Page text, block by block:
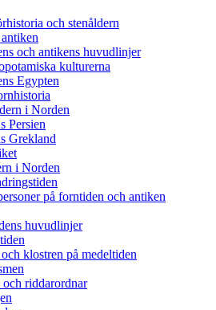
och stenåldern
och antikens huvudlinjer
kulturerna
Egypten
i Norden
Persien
Grekland
i Norden
på forntiden och antiken
huvudlinjer
klostren på medeltiden
och riddarordnar